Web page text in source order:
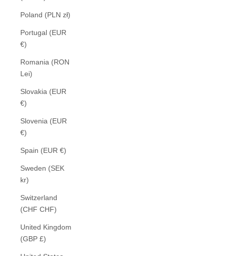
Poland (PLN zł)
Portugal (EUR
€)
Romania (RON
Lei)
Slovakia (EUR
€)
Slovenia (EUR
€)
Spain (EUR €)
Sweden (SEK
kr)
Switzerland
(CHF CHF)
United Kingdom
(GBP £)